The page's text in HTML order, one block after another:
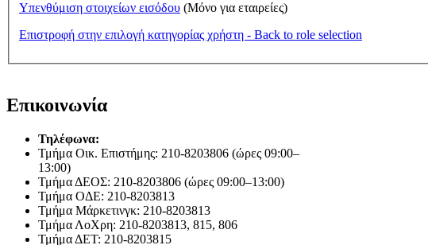
Υπενθύμιση στοιχείων εισόδου (Μόνο για εταιρείες)
Επιστροφή στην επιλογή κατηγορίας χρήστη - Back to role selection
Επικοινωνία
Τηλέφωνα:
Τμήμα Οικ. Επιστήμης: 210-8203806 (ώρες 09:00–
13:00)
Τμήμα ΔΕΟΣ: 210-8203806 (ώρες 09:00–13:00)
Τμήμα ΟΔΕ: 210-8203813
Τμήμα Μάρκετινγκ: 210-8203813
Τμήμα ΛοΧρη: 210-8203813, 815, 806
Τμήμα ΔΕΤ: 210-8203815